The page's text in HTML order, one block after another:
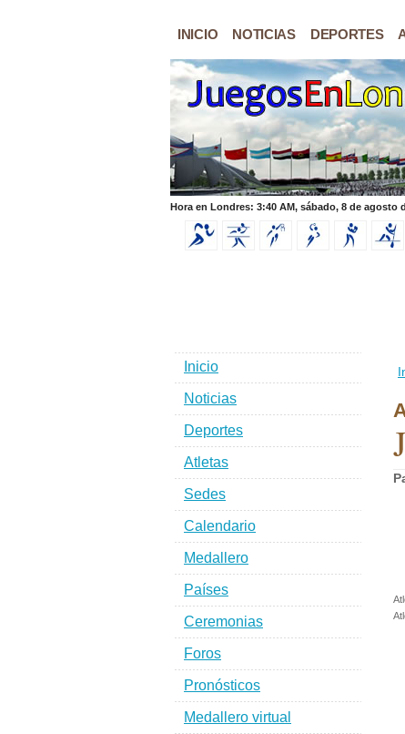
INICIO NOTICIAS DEPORTES
Hora en Londres: 3:40 AM, sábado, 8 de agosto
Inicio
Noticias
Deportes
Atletas
Sedes
Calendario
Medallero
Países
Ceremonias
Foros
Pronósticos
Medallero virtual